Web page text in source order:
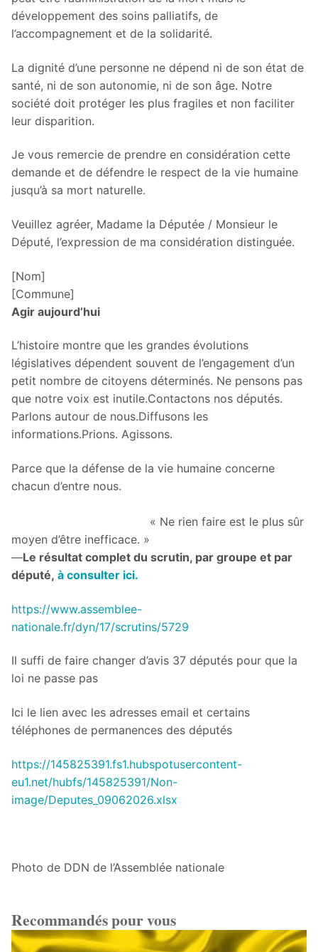
développement des soins palliatifs, de
l’accompagnement et de la solidarité.
La dignité d’une personne ne dépend ni de son état de
santé, ni de son autonomie, ni de son âge. Notre
société doit protéger les plus fragiles et non faciliter
leur disparition.
Je vous remercie de prendre en considération cette
demande et de défendre le respect de la vie humaine
jusqu’à sa mort naturelle.
Veuillez agréer, Madame la Députée / Monsieur le
Député, l’expression de ma considération distinguée.
[Nom]
[Commune]
Agir aujourd’hui
L’histoire montre que les grandes évolutions
législatives dépendent souvent de l’engagement d’un
petit nombre de citoyens déterminés. Ne pensons pas
que notre voix est inutile.Contactons nos députés.
Parlons autour de nous.Diffusons les
informations.Prions. Agissons.
Parce que la défense de la vie humaine concerne
chacun d’entre nous.
« Ne rien faire est le plus sûr
moyen d’être inefficace. »
—Le résultat complet du scrutin, par groupe et par
député, à consulter ici.
https://www.assemblee-
nationale.fr/dyn/17/scrutins/5729
Il suffi de faire changer d’avis 37 députés pour que la
loi ne passe pas
Ici le lien avec les adresses email et certains
téléphones de permanences des députés
https://145825391.fs1.hubspotusercontent-
eu1.net/hubfs/145825391/Non-
image/Deputes_09062026.xlsx
Photo de DDN de l’Assemblée nationale
Recommandés pour vous